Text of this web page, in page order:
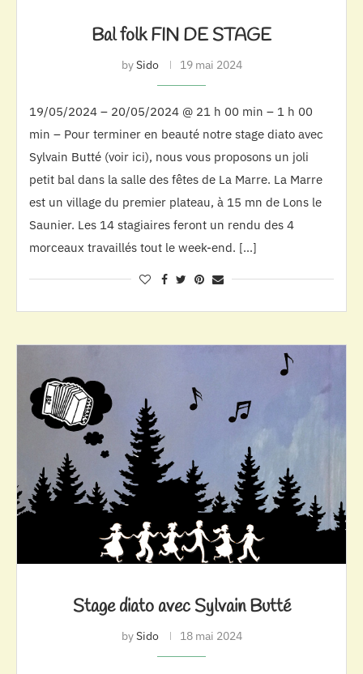
Bal folk FIN DE STAGE
bySido 19 mai 2024
19/05/2024 – 20/05/2024 @ 21 h 00 min – 1 h 00
min – Pour terminer en beauté notre stage diato avec
Sylvain Butté (voir ici), nous vous proposons un joli
petit bal dans la salle des fêtes de La Marre. La Marre
est un village du premier plateau, à 15 mn de Lons le
Saunier. Les 14 stagiaires feront un rendu des 4
morceaux travaillés tout le week-end. […]
Stage diato avec Sylvain Butté
bySido 18 mai 2024